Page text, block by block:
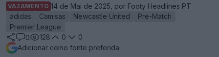
VAZAMENTO 14 de Mai de 2025, por Footy Headlines PT
adidas
Camisas Newcastle United
Pre-Match
Premier League
0
128 0
0
Adicionar como fonte preferida